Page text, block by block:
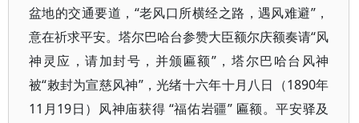
盆地的交通要道，“老风口所横经之路，遇风难避”，
意在祈求平安。塔尔巴哈台参赞大臣额尔庆额奏请“风
神灵应，请加封号，并颁匾额”，塔尔巴哈台风神
被“敕封为宣慈风神”，光绪十六年十月八日（1890年
11月19日）风神庙获得 “福佑岩疆” 匾额。平安驿及